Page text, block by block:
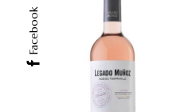
Facebook